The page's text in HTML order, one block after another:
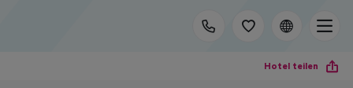
Hotel teilen